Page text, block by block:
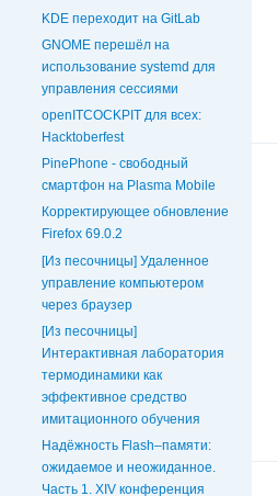
KDE переходит на GitLab
GNOME перешёл на
использование systemd для
управления сессиями
openITCOCKPIT для всех:
Hacktoberfest
PinePhone - свободный
смартфон на Plasma Mobile
Корректирующее обновление
Firefox 69.0.2
[Из песочницы] Удаленное
управление компьютером
через браузер
[Из песочницы]
Интерактивная лаборатория
термодинамики как
эффективное средство
имитационного обучения
Надёжность Flash–памяти:
ожидаемое и неожиданное.
Часть 1. XIV конференция